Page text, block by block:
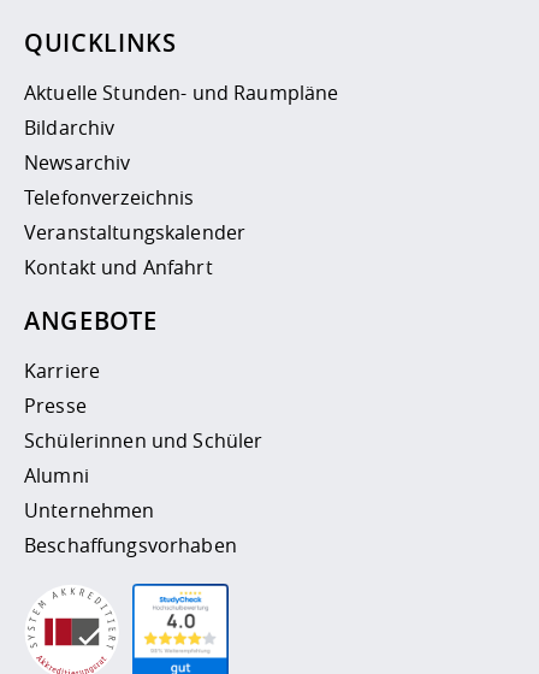
QUICKLINKS
Aktuelle Stunden- und Raumpläne
Bildarchiv
Newsarchiv
Telefonverzeichnis
Veranstaltungskalender
Kontakt und Anfahrt
ANGEBOTE
Karriere
Presse
Schülerinnen und Schüler
Alumni
Unternehmen
Beschaffungsvorhaben